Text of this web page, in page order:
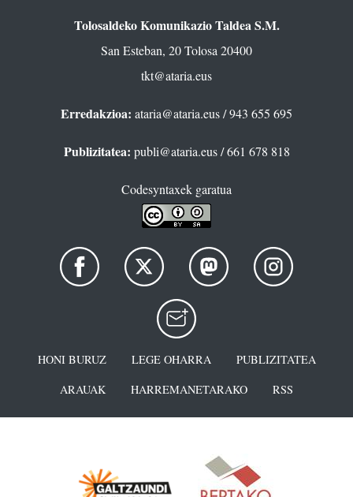
Tolosaldeko Komunikazio Taldea S.M.
San Esteban, 20 Tolosa 20400
tkt@ataria.eus
Erredakzioa: ataria@ataria.eus/ 943 655 695
Publizitatea: publi@ataria.eus/ 661 678 818
Codesyntaxek garatua
HONI BURUZ LEGE OHARRA
PUBLIZITATEA
ARAUAK
HARREMANETARAKO RSS